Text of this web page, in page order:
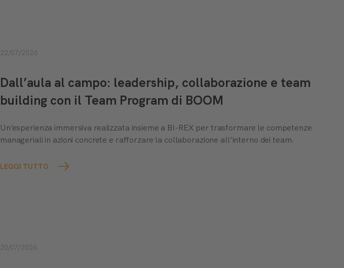
22/07/2026
Dall’aula al campo: leadership, collaborazione e team
building con il Team Program di BOOM
Un’esperienza immersiva realizzata insieme a BI-REX per trasformare le competenze
manageriali in azioni concrete e rafforzare la collaborazione all’interno dei team.
LEGGI TUTTO
20/07/2026